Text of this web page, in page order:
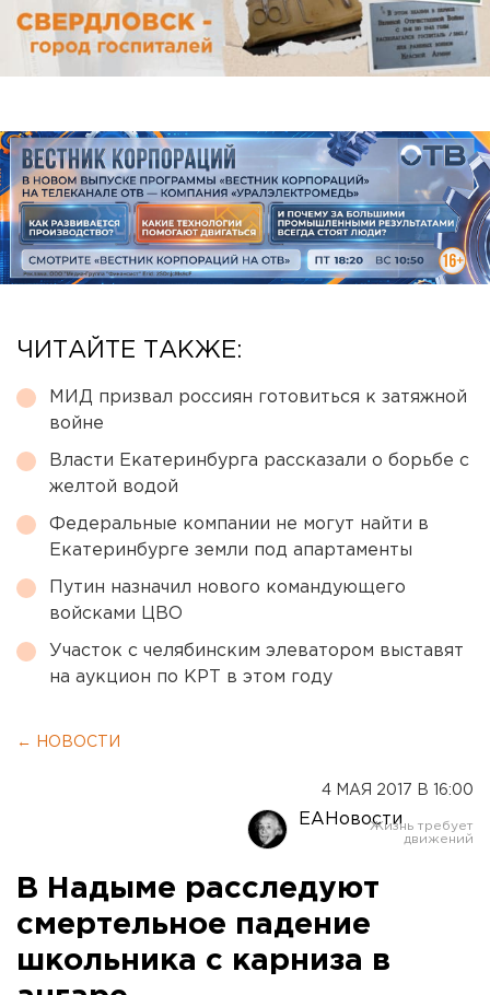
ЧИТАЙТЕ ТАКЖЕ:
МИД призвал россиян готовиться к затяжной
войне
Власти Екатеринбурга рассказали о борьбе с
желтой водой
Федеральные компании не могут найти в
Екатеринбурге земли под апартаменты
Путин назначил нового командующего
войсками ЦВО
Участок с челябинским элеватором выставят
на аукцион по КРТ в этом году
← НОВОСТИ
4 МАЯ 2017 В 16:00
ЕАНовости
В Надыме расследуют
смертельное падение
школьника с карниза в